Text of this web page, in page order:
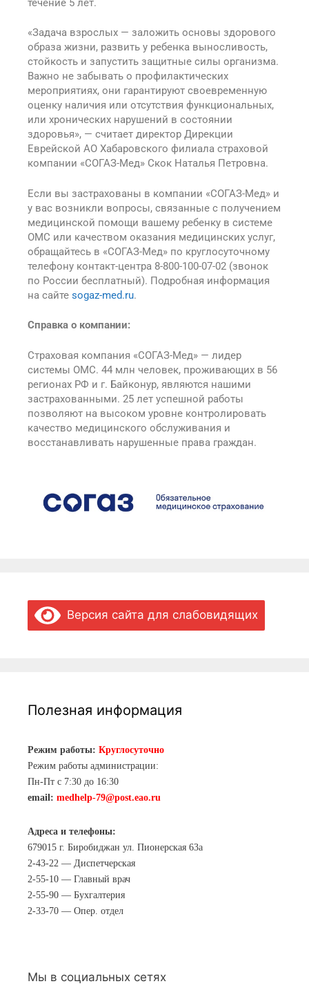
течение 5 лет.
«Задача взрослых — заложить основы здорового
образа жизни, развить у ребенка выносливость,
стойкость и запустить защитные силы организма.
Важно не забывать о профилактических
мероприятиях, они гарантируют своевременную
оценку наличия или отсутствия функциональных,
или хронических нарушений в состоянии
здоровья», — считает директор Дирекции
Еврейской АО Хабаровского филиала страховой
компании «СОГАЗ-Мед» Скок Наталья Петровна.
Если вы застрахованы в компании «СОГАЗ-Мед» и
у вас возникли вопросы, связанные с получением
медицинской помощи вашему ребенку в системе
ОМС или качеством оказания медицинских услуг,
обращайтесь в «СОГАЗ-Мед» по круглосуточному
телефону контакт-центра 8-800-100-07-02 (звонок
по России бесплатный). Подробная информация
на сайте sogaz-med.ru.
Справка о компании:
Страховая компания «СОГАЗ-Мед» — лидер
системы ОМС. 44 млн человек, проживающих в 56
регионах РФ и г. Байконур, являются нашими
застрахованными. 25 лет успешной работы
позволяют на высоком уровне контролировать
качество медицинского обслуживания и
восстанавливать нарушенные права граждан.
Версия сайта для слабовидящих
Полезная информация
Режим работы: Круглосуточно
Режим работы администрации:
Пн-Пт с 7:30 до 16:30
email: medhelp-79@post.eao.ru
Адреса и телефоны:
679015 г. Биробиджан ул. Пионерская 63а
2-43-22 — Диспетчерская
2-55-10 — Главный врач
2-55-90 — Бухгалтерия
2-33-70 — Опер. отдел
Мы в социальных сетях